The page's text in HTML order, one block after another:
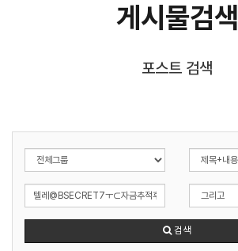
게시물검색
포스트 검색
검색